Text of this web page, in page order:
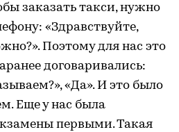
заказать такси, нужно
«Здравствуйте,
Поэтому для нас это
договаривались:
«Да». И это было
Еще у нас была
первыми. Такая